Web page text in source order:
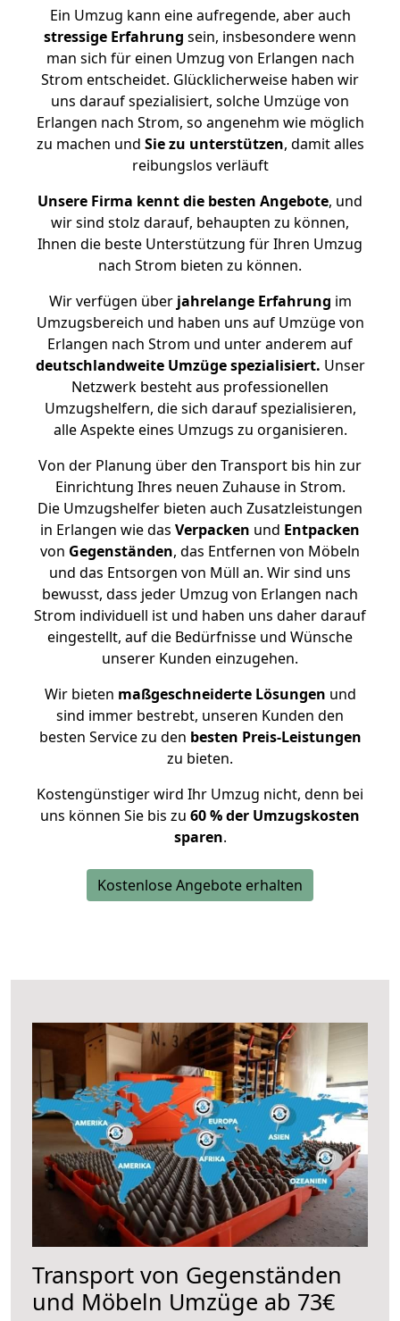
Ein Umzug kann eine aufregende, aber auch
stressige Erfahrung sein, insbesondere wenn
man sich für einen Umzug von Erlangen nach
Strom entscheidet. Glücklicherweise haben wir
uns darauf spezialisiert, solche Umzüge von
Erlangen nach Strom, so angenehm wie möglich
zu machen und Sie zu unterstützen, damit alles
reibungslos verläuft
Unsere Firma kennt die besten Angebote, und
wir sind stolz darauf, behaupten zu können,
Ihnen die beste Unterstützung für Ihren Umzug
nach Strom bieten zu können.
Wir verfügen überjahrelange Erfahrung im
Umzugsbereich und haben uns auf Umzüge von
Erlangen nach Strom und unter anderem auf
deutschlandweite Umzüge spezialisiert. Unser
Netzwerk besteht aus professionellen
Umzugshelfern, die sich darauf spezialisieren,
alle Aspekte eines Umzugs zu organisieren.
Von der Planung über den Transport bis hin zur
Einrichtung Ihres neuen Zuhause in Strom.
Die Umzugshelfer bieten auch Zusatzleistungen
in Erlangen wie das Verpacken und Entpacken
von Gegenständen, das Entfernen von Möbeln
und das Entsorgen von Müll an. Wir sind uns
bewusst, dass jeder Umzug von Erlangen nach
Strom individuell ist und haben uns daher darauf
eingestellt, auf die Bedürfnisse und Wünsche
unserer Kunden einzugehen.
Wir bieten maßgeschneiderte Lösungen und
sind immer bestrebt, unseren Kunden den
besten Service zu den besten Preis-Leistungen
zu bieten.
Kostengünstiger wird Ihr Umzug nicht, denn bei
uns können Sie bis zu 60 % der Umzugskosten
sparen.
Kostenlose Angebote erhalten
Transport von Gegenständen
und Möbeln Umzüge ab 73€